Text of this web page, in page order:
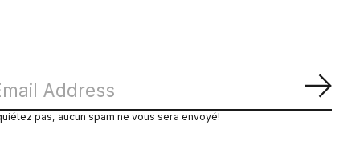
pas, aucun spam ne vous sera envoyé!